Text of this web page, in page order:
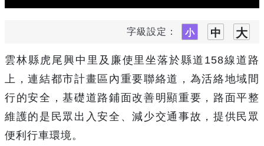
字級設定：
雲林縣虎尾興中 里及廉使里坐落於縣道 158線道路
上，連結都市計畫區內重要聯絡道，為活絡地域間
行的安全，基礎道路鋪面改善明顯重要，路面平整
維護的是民眾出入安全、減少交通事故，提供民眾
便利行車環境。